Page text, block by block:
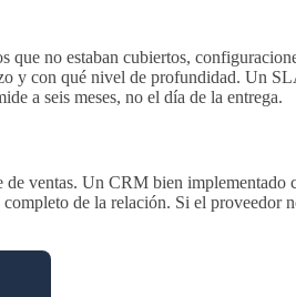
no estaban cubiertos,
y con qué nivel de profundidad. Un
a seis meses, no el día de la entrega.
ventas. Un CRM bien implementado
de la relación. Si el